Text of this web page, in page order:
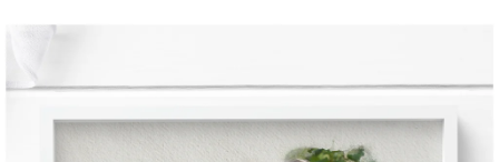
zájmy a
sport